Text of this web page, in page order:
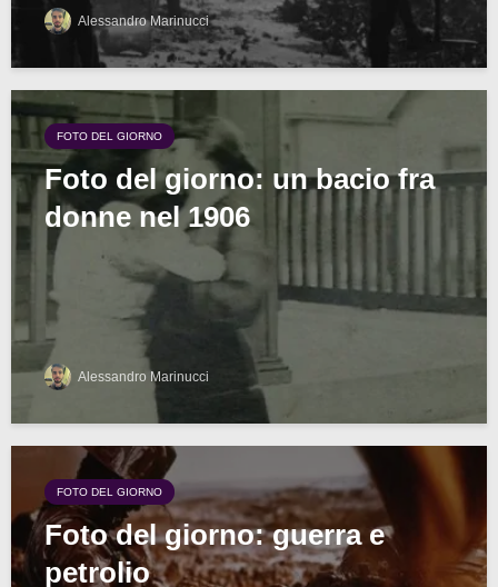
Alessandro Marinucci
FOTO DEL GIORNO
Foto del giorno: un bacio fra
donne nel 1906
Alessandro Marinucci
FOTO DEL GIORNO
Foto del giorno: guerra e
petrolio